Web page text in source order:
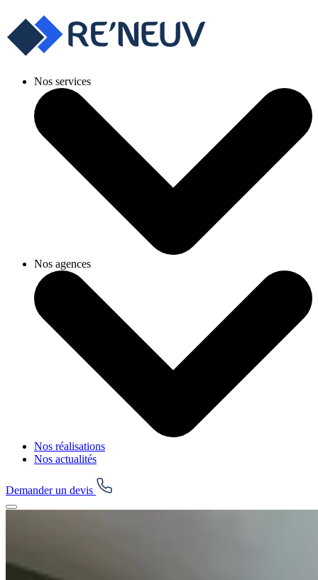
Nos services
Nos agences
Nos réalisations
Nos actualités
Demander un devis